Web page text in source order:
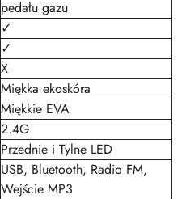
pedału gazu
✓
✓
X
Miękka ekoskóra
Miękkie EVA
2.4G
Przednie i Tylne LED
USB, Bluetooth, Radio FM,
Wejście MP3